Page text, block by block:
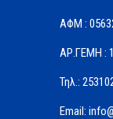
ΑΦΜ :
ΑΡ.ΓΕΜΗ :
Τηλ.:
Email: